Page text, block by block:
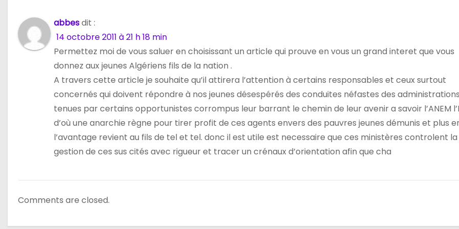
abbesdit :
14 octobre 2011 à 21 h 18 min
Permettez moi de vous saluer en choisissant un article qui prouve en vous un grand interet que vous
donnez aux jeunes Algériens fils de la nation .
A travers cette article je souhaite qu’il attirera l’attention à certains responsables et ceux surtout
concernés qui doivent répondre à nos jeunes désespérés des conduites néfastes des administrations
tenues par certains opportunistes corrompus leur barrant le chemin de leur avenir a savoir l’ANEM
d’où une anarchie règne pour tirer profit de ces agents envers des pauvres jeunes démunis et plus
l’avantage revient au fils de tel et tel. donc il est utile est necessaire que ces ministères controlent la
gestion de ces sus cités avec rigueur et tracer un crénaux d’orientation afin que cha
Comments are closed.